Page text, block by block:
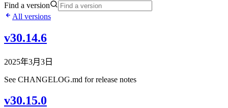
Find a version
All versions
v30.14.6
2025年3月3日
See CHANGELOG.md for release notes
v30.15.0